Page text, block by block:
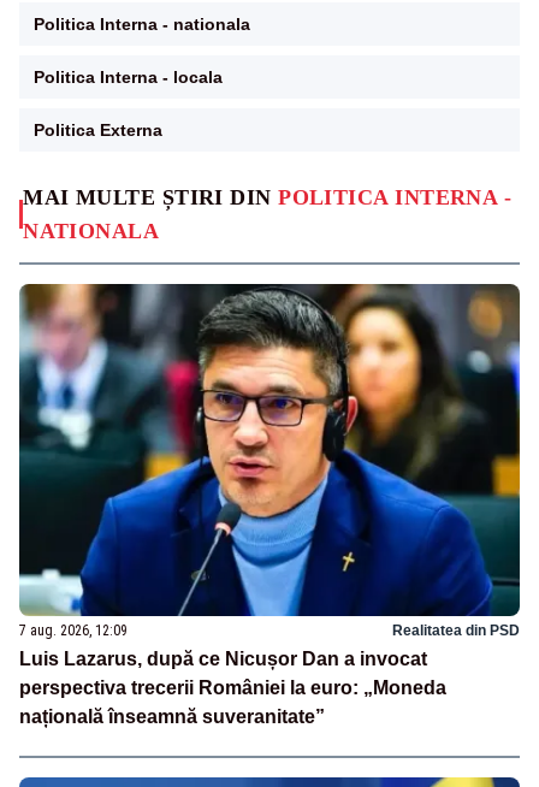
MAI MULTE ȘTIRI DINPOLITICA INTERNA -
NATIONALA
7 aug. 2026, 12:09 Realitatea din PSD
Luis Lazarus, după ce Nicușor Dan a invocat
perspectiva trecerii României la euro: „Moneda
națională înseamnă suveranitate”
Politica Interna - nationala
Politica Interna - locala
Politica Externa